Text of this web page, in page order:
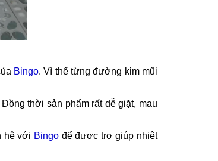
Bingo. Vì thế từng đường kim mũi
thời sản phẩm rất dễ giặt, mau
hệ với Bingo để được trợ giúp nhiệt